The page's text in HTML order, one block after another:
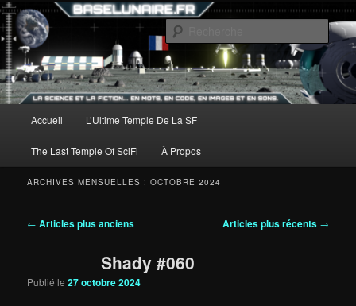
Aller
au
contenu
principal
Aller
au
contenu
secondaire
principal
Accueil L’Ultime Temple De La SF
The Last Temple Of SciFi À Propos
ARCHIVES MENSUELLES :OCTOBRE 2024
Navigation
← Articles plus anciens Articles plus récents →
Shady #060
Publié le27 octobre 2024